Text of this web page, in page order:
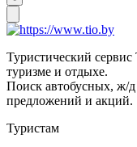
Туристический
туризме и отдыхе.
Поиск автобусных, ж/
предложений и акций.
Туристам